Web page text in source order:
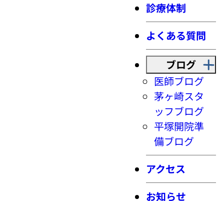
診療体制
よくある質問
ブログ
医師ブログ
茅ヶ崎スタ
ッフブログ
平塚開院準
備ブログ
アクセス
お知らせ